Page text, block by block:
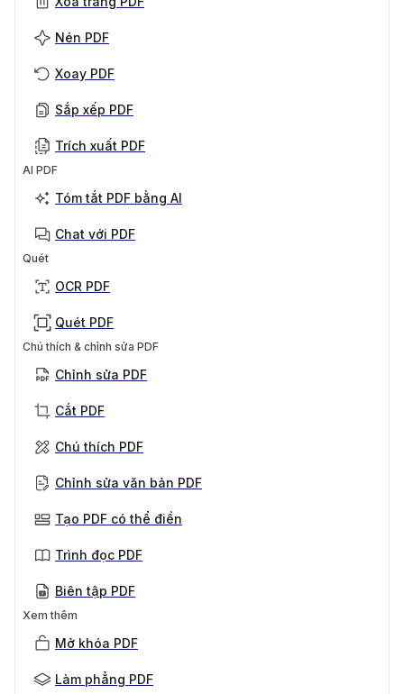
Nén PDF
Xoay PDF
Sắp xếp PDF
Trích xuất PDF
AI PDF
Tóm tắt PDF bằng AI
Chat với PDF
Quét
OCR PDF
Quét PDF
Chú thích & chỉnh sửa PDF
Chỉnh sửa PDF
Cắt PDF
Chú thích PDF
Chỉnh sửa văn bản PDF
Tạo PDF có thể điền
Trình đọc PDF
Biên tập PDF
Xem thêm
Mở khóa PDF
Làm phẳng PDF